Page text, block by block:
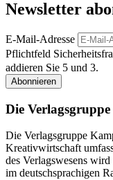
Newsletter
E-Mail-Adresse
Pflichtfeld
addieren Sie 5 und 3.
Abonnieren
Die
Die Verlagsgruppe
Kreativwirtschaft
des Verlagswesens
im deutschsprachigen